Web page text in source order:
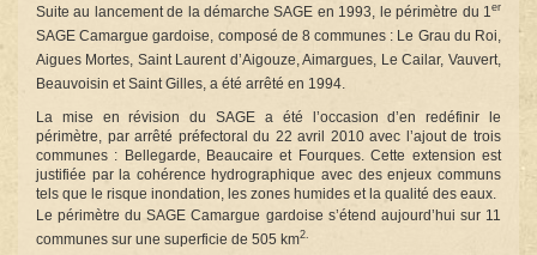
Suite au lancement de la démarche SAGE en 1993, le périmètre du 1 er
SAGE Camargue gardoise, composé de 8 communes : Le Grau du Roi,
Aigues Mortes, Saint Laurent d’Aigouze, Aimargues, Le Cailar, Vauvert,
Beauvoisin et Saint Gilles, a été arrêté en 1994.
La mise en révision du SAGE a été l’occasion d’en redéfinir le
périmètre, par arrêté préfectoral du 22 avril 2010 avec l’ajout de trois
communes : Bellegarde, Beaucaire et Fourques. Cette extension est
justifiée par la cohérence hydrographique avec des enjeux communs
tels que le risque inondation, les zones humides et la qualité des eaux.
Le périmètre du SAGE Camargue gardoise s’étend aujourd’hui sur 11
communes sur une superficie de 505 km2.